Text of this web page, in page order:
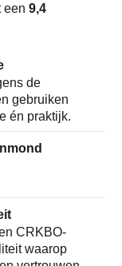
een 9,4
de
gebruiken
én praktijk.
CRKBO-
waarop